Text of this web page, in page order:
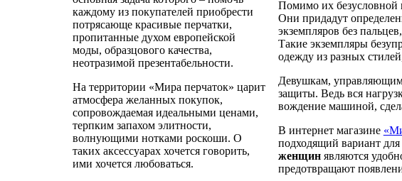
каждому из покупателей приобрести
потрясающе красивые перчатки,
пропитанные духом европейской
моды, образцового качества,
неотразимой презентабельности.
На территории «Мира перчаток» царит
атмосфера желанных покупок,
сопровождаемая идеальными ценами,
терпким запахом элитности,
волнующими нотками роскоши. О
таких аксессуарах хочется говорить,
ими хочется любоваться.
Помимо их безусловной
Они придадут
экземпляров без
Такие экземпляры
одежду из разных
Девушкам, управляющим
защиты. Ведь вся
вождение машиной,
В интернет магазине
подходящий вариант
женщинявляются
предотвращают